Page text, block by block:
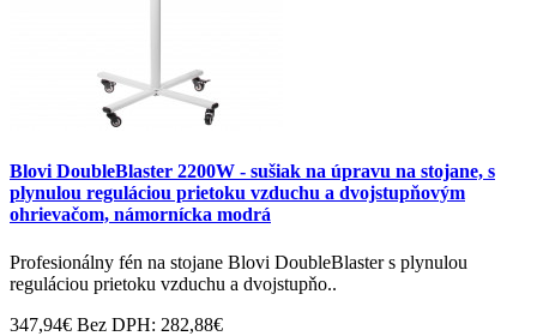
Blovi DoubleBlaster 2200W - sušiak na úpravu na stojane, s
plynulou reguláciou prietoku vzduchu a dvojstupňovým
ohrievačom, námornícka modrá
Profesionálny fén na stojane Blovi DoubleBlaster s plynulou
reguláciou prietoku vzduchu a dvojstupňo..
347,94€ Bez DPH: 282,88€